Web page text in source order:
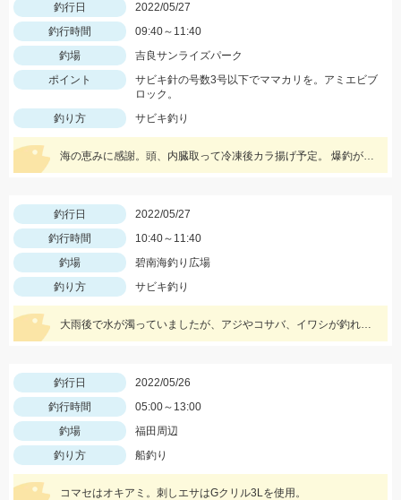
釣行日
2022/05/27
釣行時間
09:40～11:40
釣場
吉良サンライズパーク
ポイント
サビキ針の号数3号以下でママカリを。アミエビブ
ロック。
釣り方
サビキ釣り
海の恵みに感謝。頭、内臓取って冷凍後カラ揚げ予定。 爆釣がいつまで続くか見守りたい。
釣行日
2022/05/27
釣行時間
10:40～11:40
釣場
碧南海釣り広場
釣り方
サビキ釣り
大雨後で水が濁っていましたが、アジやコサバ、イワシが釣れていました♪
釣行日
2022/05/26
釣行時間
05:00～13:00
釣場
福田周辺
釣り方
船釣り
コマセはオキアミ。刺しエサはGクリル3Lを使用。